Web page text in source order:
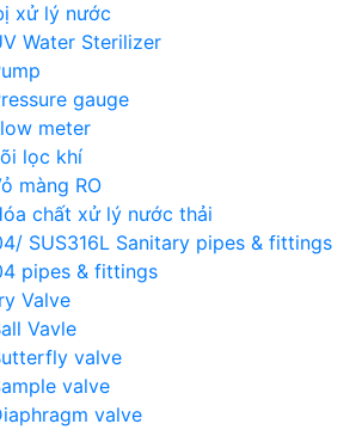
xử lý nước
Water Sterilizer
gauge
meter
lọc khí
màng RO
chất xử lý nước thải
SUS316L Sanitary pipes & fittings
pipes & fittings
Valve
Vavle
valve
valve
valve